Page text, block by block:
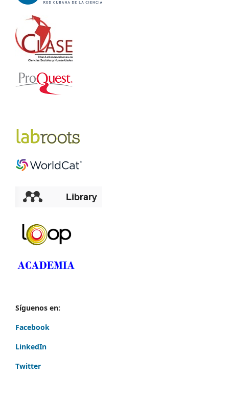
Síguenos en:
Facebook
LinkedIn
Twitter